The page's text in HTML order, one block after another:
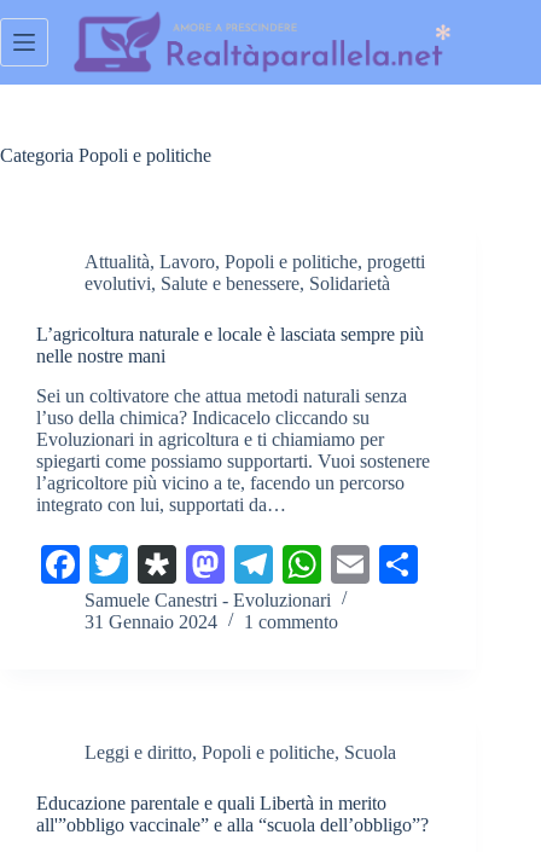
contenuto
Categoria Popoli e politiche
Attualità, Lavoro, Popoli e politiche, progetti
evolutivi, Salute e benessere, Solidarietà
L’agricoltura naturale e locale è lasciata sempre più
nelle nostre mani
Sei un coltivatore che attua metodi naturali senza
l’uso della chimica? Indicacelo cliccando su
Evoluzionari in agricoltura e ti chiamiamo per
spiegarti come possiamo supportarti. Vuoi sostenere
l’agricoltore più vicino a te, facendo un percorso
integrato con lui, supportati da…
Fa
ce
bo
T
wi
tte
Di
as
po
M
as
to
Te
le
gr
W
ha
ts
E
Samuele Canestri - Evoluzionari
31 Gennaio 2024
1 commento
Leggi e diritto, Popoli e politiche, Scuola
Educazione parentale e quali Libertà in merito
all'”obbligo vaccinale” e alla “scuola dell’obbligo”?